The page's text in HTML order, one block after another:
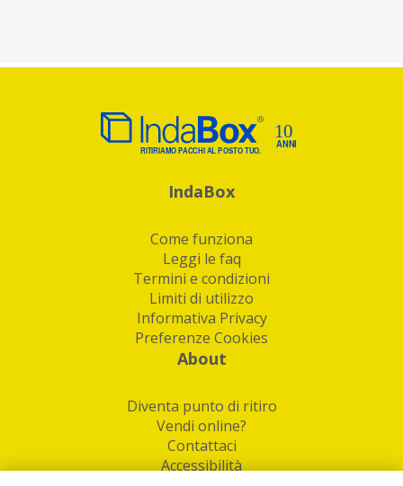
IndaBox
Come funziona
Leggi le faq
Termini e condizioni
Limiti di utilizzo
Informativa Privacy
Preferenze Cookies
About
Diventa punto di ritiro
Vendi online?
Contattaci
Accessibilità